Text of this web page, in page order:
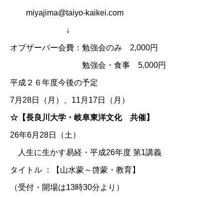
miyajima@taiyo-kaikei.com
↓
オブザーバー会費：勉強会のみ 2,000円
勉強会・食事 5,000円
平成２６年度今後の予定
7月28日（月）、11月17日（月）
☆【長良川大学・岐阜東洋文化 共催】
26年6月28日（土）
人生に生かす易経・平成26年度 第1講義
タイトル ：【山水蒙～啓蒙・教育】
（受付・開場は13時30分より）